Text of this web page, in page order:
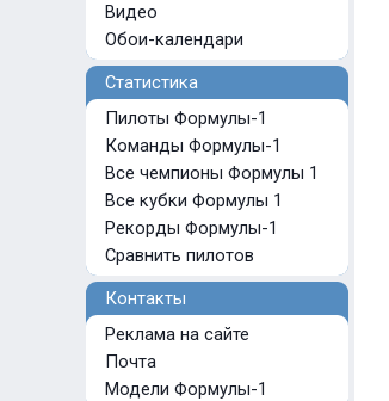
Видео
Обои-календари
Статистика
Пилоты Формулы-1
Команды Формулы-1
Все чемпионы Формулы 1
Все кубки Формулы 1
Рекорды Формулы-1
Сравнить пилотов
Контакты
Реклама на сайте
Почта
Модели Формулы-1